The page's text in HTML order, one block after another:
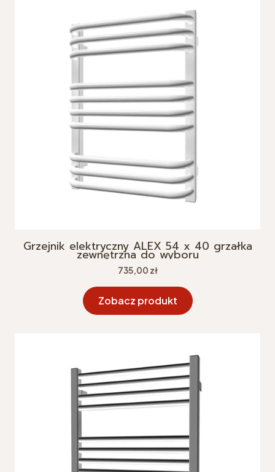
Grzejnik elektryczny ALEX 54 x 40 grzałka
zewnętrzna do wyboru
Cena
735,00 zł
Zobacz produkt